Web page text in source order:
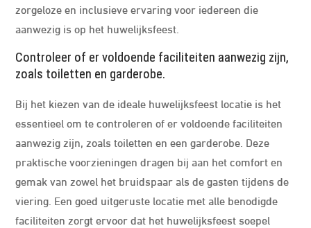
zorgeloze en inclusieve ervaring voor iedereen die
aanwezig is op het huwelijksfeest.
Controleer of er voldoende faciliteiten aanwezig zijn,
zoals toiletten en garderobe.
Bij het kiezen van de ideale huwelijksfeest locatie is het
essentieel om te controleren of er voldoende faciliteiten
aanwezig zijn, zoals toiletten en een garderobe. Deze
praktische voorzieningen dragen bij aan het comfort en
gemak van zowel het bruidspaar als de gasten tijdens de
viering. Een goed uitgeruste locatie met alle benodigde
faciliteiten zorgt ervoor dat het huwelijksfeest soepel